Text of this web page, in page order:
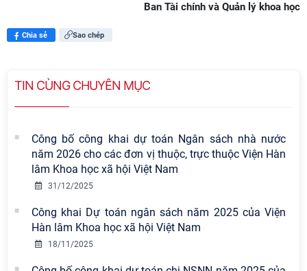
Ban Tài chính và Quản lý khoa học
Chia sẻ Sao chép
TIN CÙNG CHUYÊN MỤC
Công bố công khai dự toán Ngân sách nhà nước
năm 2026 cho các đơn vị thuộc, trực thuộc Viện Hàn
lâm Khoa học xã hội Việt Nam
31/12/2025
Công khai Dự toán ngân sách năm 2025 của Viện
Hàn lâm Khoa học xã hội Việt Nam
18/11/2025